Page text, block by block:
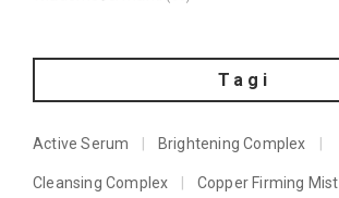
Tagi
Active Serum Brightening Complex
Cleansing Complex Copper Firming Mist